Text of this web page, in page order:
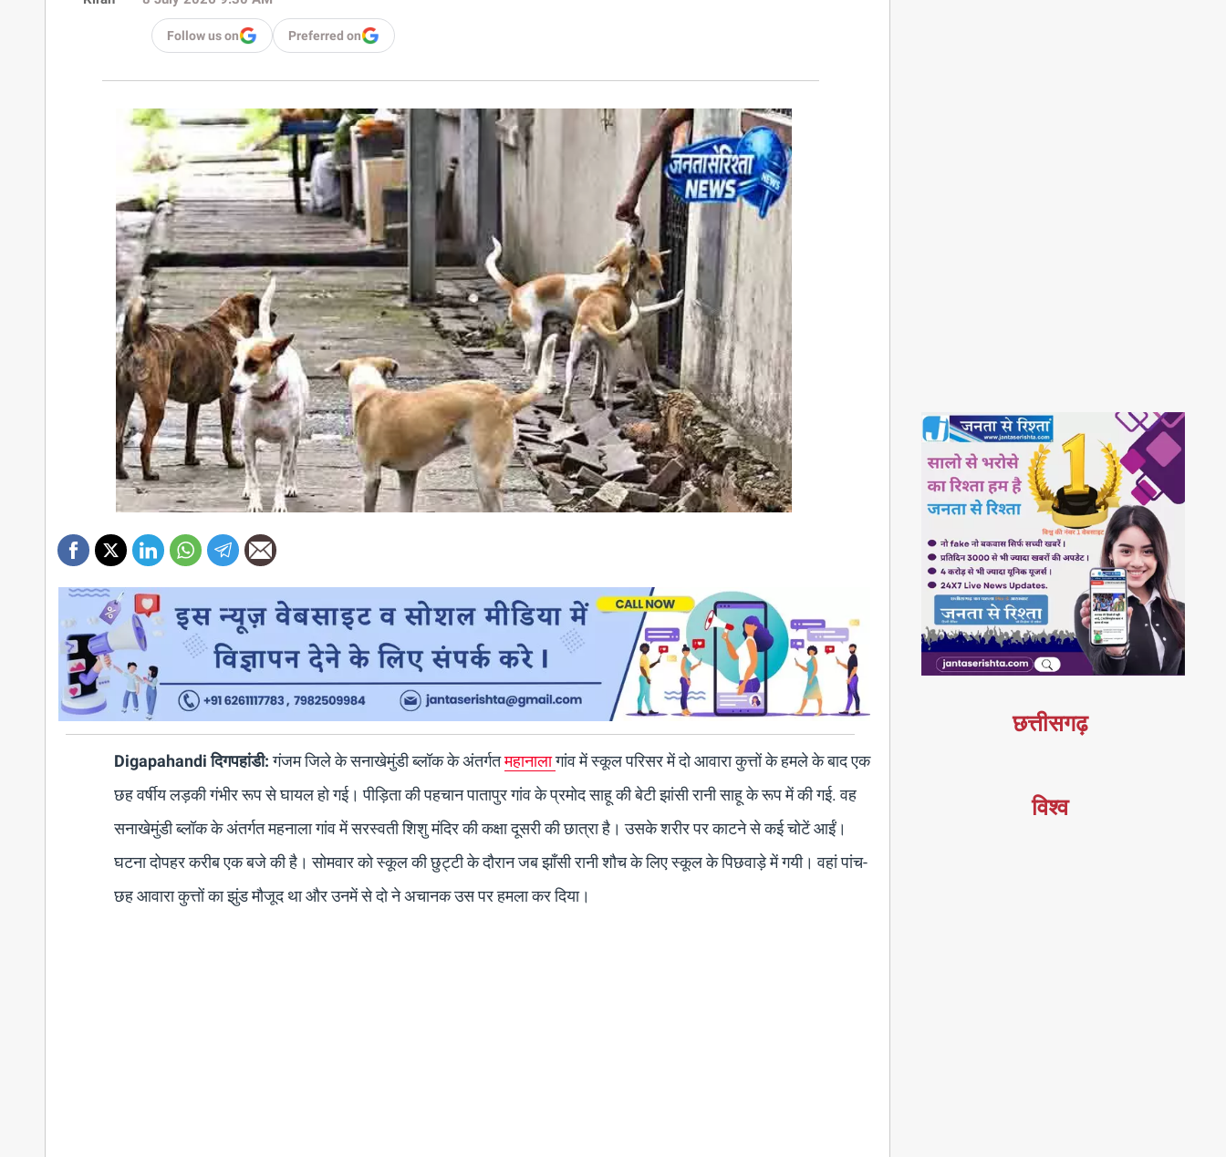
Follow us on Preferred on
Digapahandi दिगपहांडी:गंजम जिले के सनाखेमुंडी ब्लॉक के अंतर्गतमहानालागांव में स्कूल परिसर में दो आवारा कुत्तों के हमले के बाद एक
छह वर्षीय लड़की गंभीर रूप से घायल हो गई। पीड़िता की पहचान पातापुर गांव के प्रमोद साहू की बेटी झांसी रानी साहू के रूप में की गई. वह
सनाखेमुंडी ब्लॉक के अंतर्गत महनाला गांव में सरस्वती शिशु मंदिर की कक्षा दूसरी की छात्रा है। उसके शरीर पर काटने से कई चोटें आईं।
घटना दोपहर करीब एक बजे की है। सोमवार को स्कूल की छुट्टी के दौरान जब झाँसी रानी शौच के लिए स्कूल के पिछवाड़े में गयी। वहां पांच-
छह आवारा कुत्तों का झुंड मौजूद था और उनमें से दो ने अचानक उस पर हमला कर दिया।
छत्तीसगढ़
विश्व